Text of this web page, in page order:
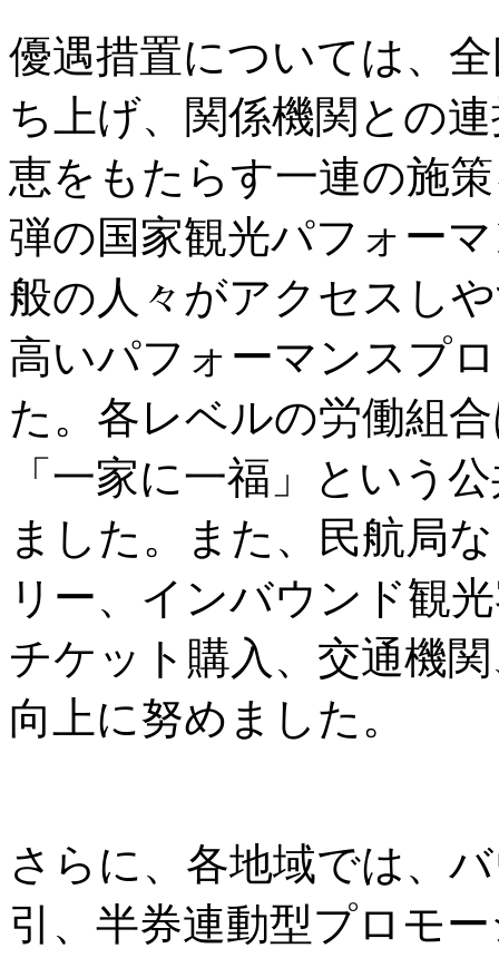
優遇措置については、
ち上げ、関係機関との
恵をもたらす一連の施
弾の国家観光パフォー
般の人々がアクセスし
高いパフォーマンスプ
た。各レベルの労働組
「一家に一福」という
ました。また、民航局
リー、インバウンド観
チケット購入、交通機
向上に努めました。
さらに、各地域では、
引、半券連動型プロモ